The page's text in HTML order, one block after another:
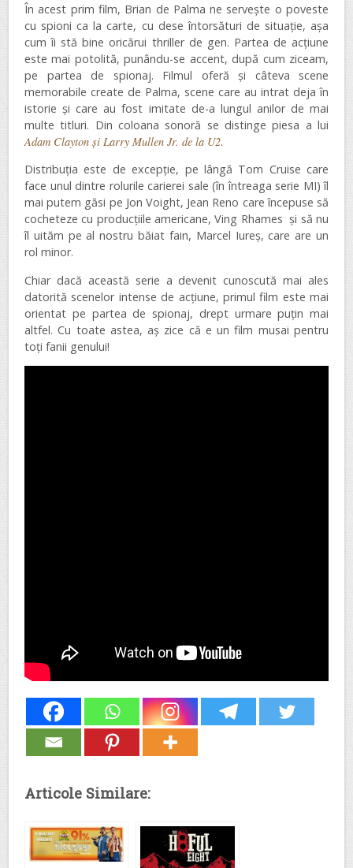
În acest prim film, Brian de Palma ne servește o poveste
cu spioni ca la carte, cu dese întorsături de situație, așa
cum îi stă bine oricărui thriller de gen. Partea de acțiune
este mai potolită, punându-se accent, după cum ziceam,
pe partea de spionaj. Filmul oferă și câteva scene
memorabile create de Palma, scene care au intrat deja în
istorie și care au fost imitate de-a lungul anilor de mai
multe titluri. Din coloana sonoră se distinge piesa a lui
Adam Clayton și Larry Mullen Jr. de la U2.
Distribuția este de excepție, pe lângă Tom Cruise care
face unul dintre rolurile carierei sale (în întreaga serie MI) îl
mai putem găsi pe Jon Voight, Jean Reno care începuse să
cocheteze cu producțiile americane, Ving Rhames și să nu
îl uităm pe al nostru băiat fain, Marcel Iureș, care are un
rol minor.
Chiar dacă această serie a devenit cunoscută mai ales
datorită scenelor intense de acțiune, primul film este mai
orientat pe partea de spionaj, drept urmare puțin mai
altfel. Cu toate astea, aș zice că e un film musai pentru
toți fanii genului!
Articole Similare: